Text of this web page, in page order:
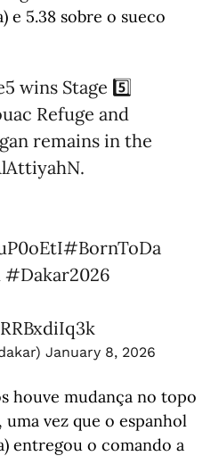
e 5.38 sobre o sueco
wins Stage 5️⃣
Refuge and
remains in the
.
#BornToDa
#Dakar2026
January 8, 2026
houve mudança no topo
uma vez que o espanhol
entregou o comando a